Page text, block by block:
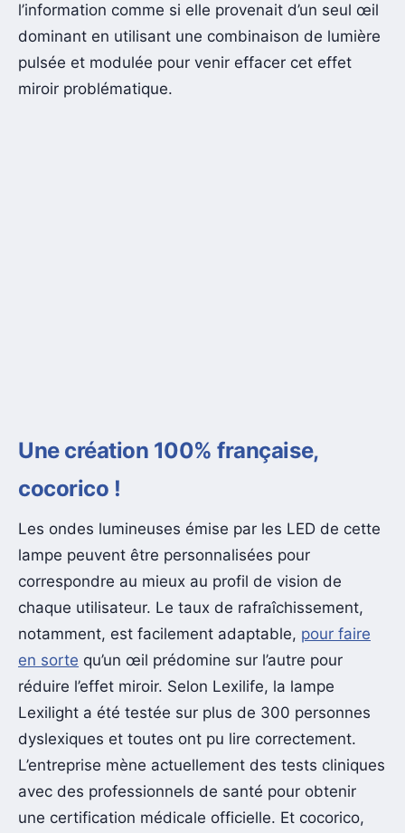
l’information comme si elle provenait d’un seul œil
dominant en utilisant une combinaison de lumière
pulsée et modulée pour venir effacer cet effet
miroir problématique.
Une création 100% française,
cocorico !
Les ondes lumineuses émise par les LED de cette
lampe peuvent être personnalisées pour
correspondre au mieux au profil de vision de
chaque utilisateur. Le taux de rafraîchissement,
notamment, est facilement adaptable, pour faire
en sorte qu’un œil prédomine sur l’autre pour
réduire l’effet miroir. Selon Lexilife, la lampe
Lexilight a été testée sur plus de 300 personnes
dyslexiques et toutes ont pu lire correctement.
L’entreprise mène actuellement des tests cliniques
avec des professionnels de santé pour obtenir
une certification médicale officielle. Et cocorico,